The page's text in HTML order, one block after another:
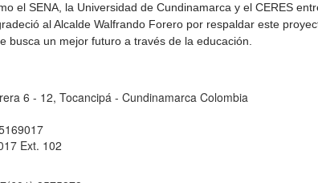
el SENA, la Universidad de Cundinamarca y el CERES
al Alcalde Walfrando Forero por respaldar este
busca un mejor futuro a través de la educación.
6 - 12, Tocancipá - Cundinamarca Colombia
Ext. 102